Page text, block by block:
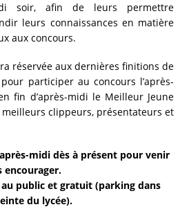
soir, afin de leurs permettre
leurs connaissances en matière
aux concours.
réservée aux dernières finitions de
participer au concours l’après-
fin d’après-midi le Meilleur Jeune
clippeurs, présentateurs et
midi dès à présent pour venir
encourager.
public et gratuit (parking dans
du lycée).